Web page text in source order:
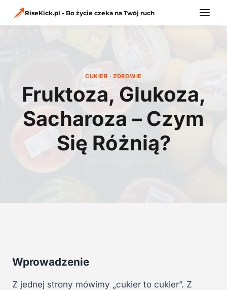
RiseKick.pl - Bo życie czeka na Twój ruch
CUKIER ·ZDROWIE
Fruktoza, Glukoza,
Sacharoza – Czym
Się Różnią?
Wprowadzenie
Z jednej strony mówimy „cukier to cukier”. Z